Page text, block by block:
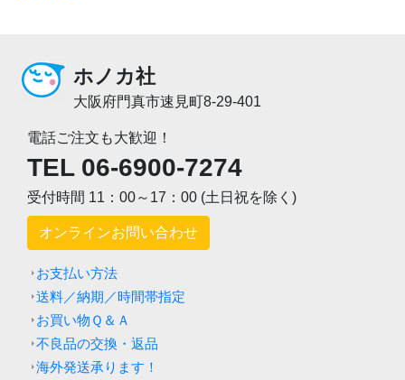
ホノカ社
大阪府門真市速見町8-29-401
電話ご注文も大歓迎！
TEL 06-6900-7274
受付時間 11：00～17：00 (土日祝を除く)
オンラインお問い合わせ
お支払い方法
送料／納期／時間帯指定
お買い物Ｑ＆Ａ
不良品の交換・返品
海外発送承ります！